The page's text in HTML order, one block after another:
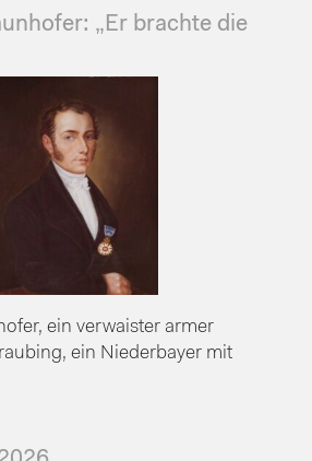
„Er brachte die
ein verwaister armer
ein Niederbayer mit